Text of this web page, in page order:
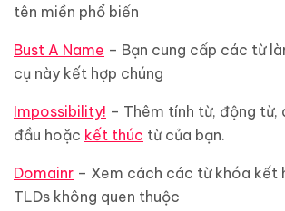
tên miền phổ biến
Bust A Name – Bạn cung cấp các từ
cụ này kết hợp chúng
Impossibility! – Thêm tính từ, động từ,
đầu hoặc kết thúc từ của bạn.
Domainr – Xem cách các từ khóa kết
TLDs không quen thuộc